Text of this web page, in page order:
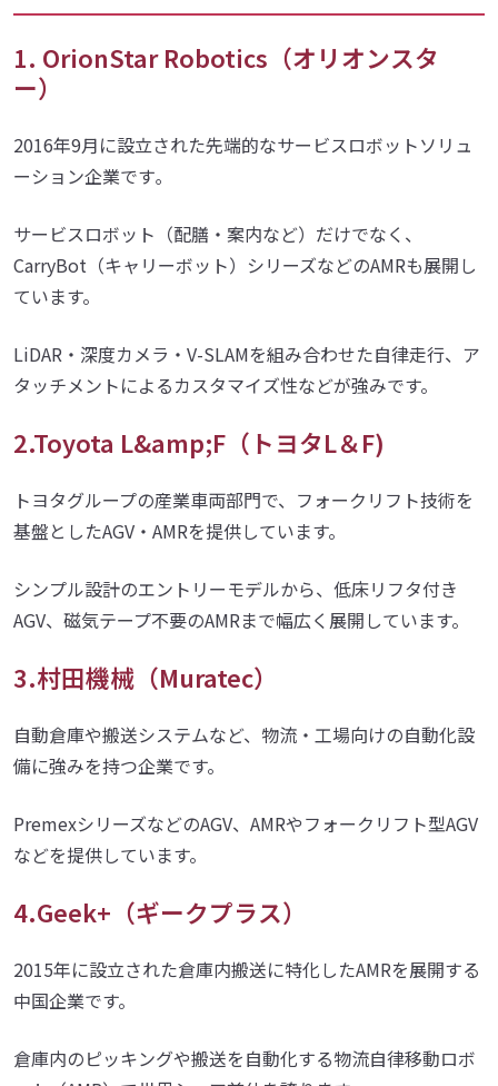
1. OrionStar Robotics（オリオンスタ
ー）
2016年9月に設立された先端的なサービスロボットソリュ
ーション企業です｡
サービスロボット（配膳・案内など）だけでなく、
CarryBot（キャリーボット）シリーズなどのAMRも展開し
ています。
LiDAR・深度カメラ・V-SLAMを組み合わせた自律走行、ア
タッチメントによるカスタマイズ性などが強みです。
2.Toyota L&amp;F（トヨタL＆F)
トヨタグループの産業車両部門で、フォークリフト技術を
基盤としたAGV・AMRを提供しています。
シンプル設計のエントリーモデルから、低床リフタ付き
AGV、磁気テープ不要のAMRまで幅広く展開しています。
3.村田機械（Muratec）
自動倉庫や搬送システムなど、物流・工場向けの自動化設
備に強みを持つ企業です。
PremexシリーズなどのAGV、AMRやフォークリフト型AGV
などを提供しています。
4.Geek+（ギークプラス）
2015年に設立された倉庫内搬送に特化したAMRを展開する
中国企業です。
倉庫内のピッキングや搬送を自動化する物流自律移動ロボ